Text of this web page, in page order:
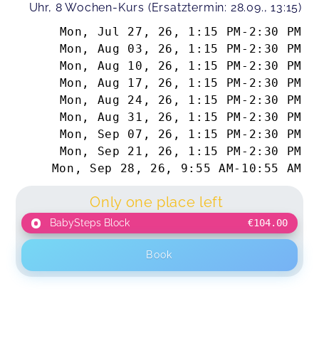
Uhr, 8 Wochen-Kurs (Ersatztermin: 28.09., 13:15)
Mon, Jul 27, 26 , 1:15 PM - 2:30 PM
Mon, Aug 03, 26 , 1:15 PM - 2:30 PM
Mon, Aug 10, 26 , 1:15 PM - 2:30 PM
Mon, Aug 17, 26 , 1:15 PM - 2:30 PM
Mon, Aug 24, 26 , 1:15 PM - 2:30 PM
Mon, Aug 31, 26 , 1:15 PM - 2:30 PM
Mon, Sep 07, 26 , 1:15 PM - 2:30 PM
Mon, Sep 21, 26 , 1:15 PM - 2:30 PM
Mon, Sep 28, 26 , 9:55 AM - 10:55 AM
Only one place left
BabySteps Block €104.00
Book